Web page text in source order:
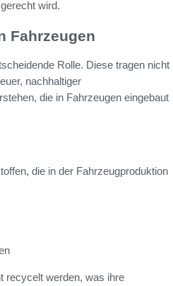
wird.
Fahrzeugen
Rolle. Diese tragen nicht
nachhaltiger
die in Fahrzeugen eingebaut
die in der Fahrzeugproduktion
recycelt werden, was ihre